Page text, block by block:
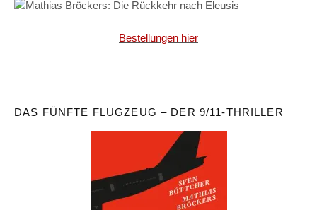
Bestellungen hier
DAS FÜNFTE FLUGZEUG – DER 9/11-THRILLER